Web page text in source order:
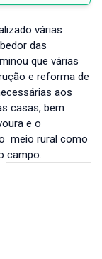
várias
das
que várias
e reforma de
aos
casas, bem
e o
meio rural como
campo.